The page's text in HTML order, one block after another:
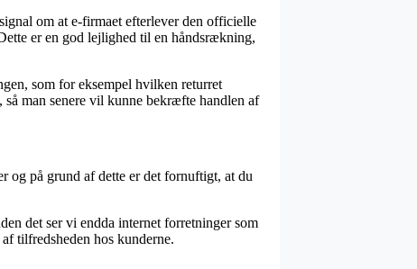
om at e-firmaet efterlever den officielle
er en god lejlighed til en håndsrækning,
som for eksempel hvilken returret
man senere vil kunne bekræfte handlen af
og på grund af dette er det fornuftigt, at du
det ser vi endda internet forretninger som
tilfredsheden hos kunderne.